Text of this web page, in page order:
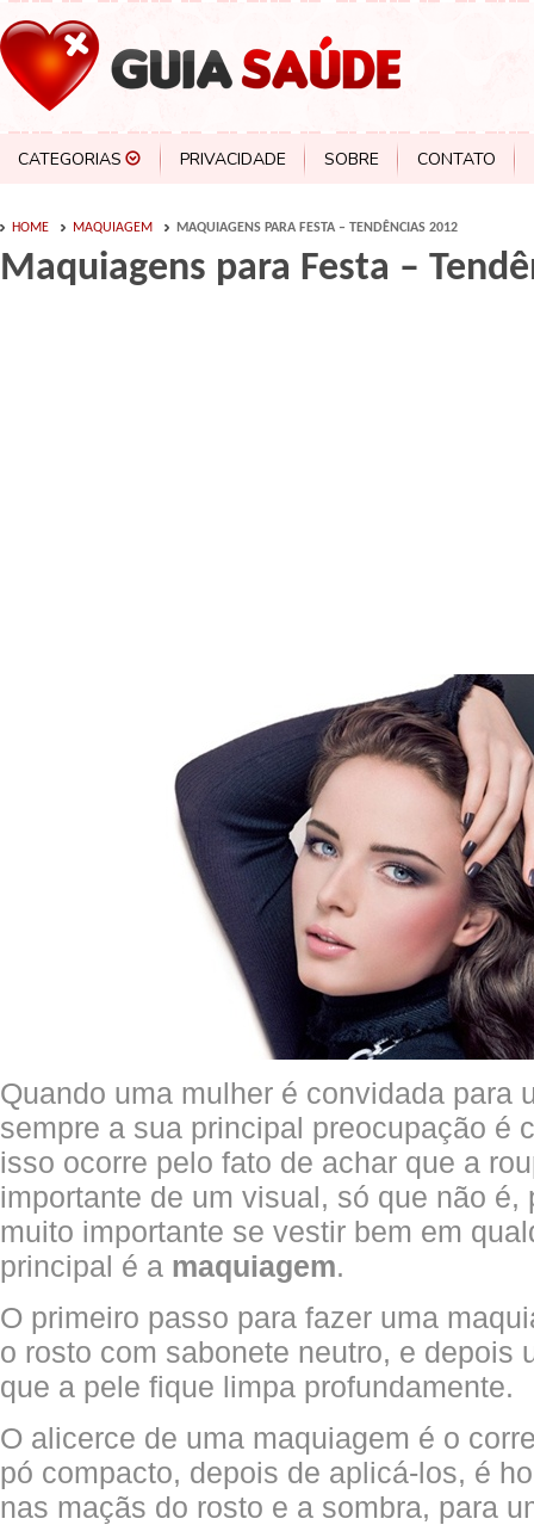
CATEGORIAS PRIVACIDADE SOBRE CONTATO
HOME MAQUIAGEM MAQUIAGENS PARA FESTA – TENDÊNCIAS 2012
Maquiagens para Festa –
Quando uma mulher é convidada para
sempre a sua principal preocupação é
isso ocorre pelo fato de achar que a
importante de um visual, só que não é,
muito importante se vestir bem em
principal é a maquiagem.
O primeiro passo para fazer uma
o rosto com sabonete neutro, e depois
que a pele fique limpa profundamente.
O alicerce de uma maquiagem é o
pó compacto, depois de aplicá-los, é
nas maçãs do rosto e a sombra, para